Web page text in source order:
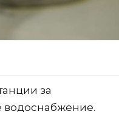
за
водоснабжение.